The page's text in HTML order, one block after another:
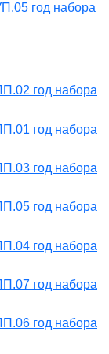
год набора
год набора
год набора
год набора
год набора
год набора
год набора
год набора